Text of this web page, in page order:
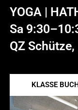
YOGA |
Sa
QZ
KLASSE